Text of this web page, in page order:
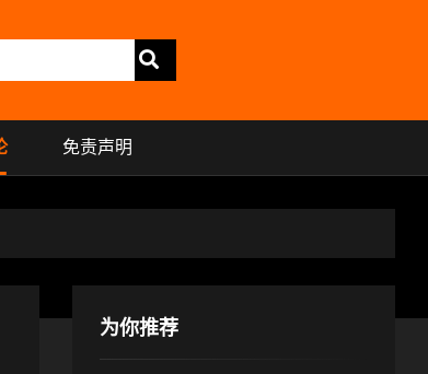
免责声明
为你推荐